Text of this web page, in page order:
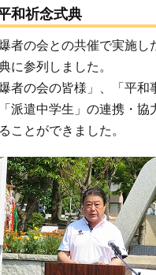
和祈念式典
者の会との共催で実施し
に参列しました。
者の会の皆様」、「平和
派遣中学生」の連携・協
ことができました。